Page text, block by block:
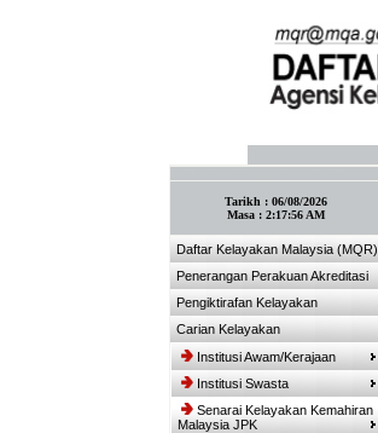
Tarikh : 06/08/2026
Masa : 2:17:56 AM
Daftar Kelayakan Malaysia (MQR)
Penerangan Perakuan Akreditasi
Pengiktirafan Kelayakan
Carian Kelayakan
Institusi Awam/Kerajaan
Institusi Swasta
Senarai Kelayakan Kemahiran
Malaysia JPK